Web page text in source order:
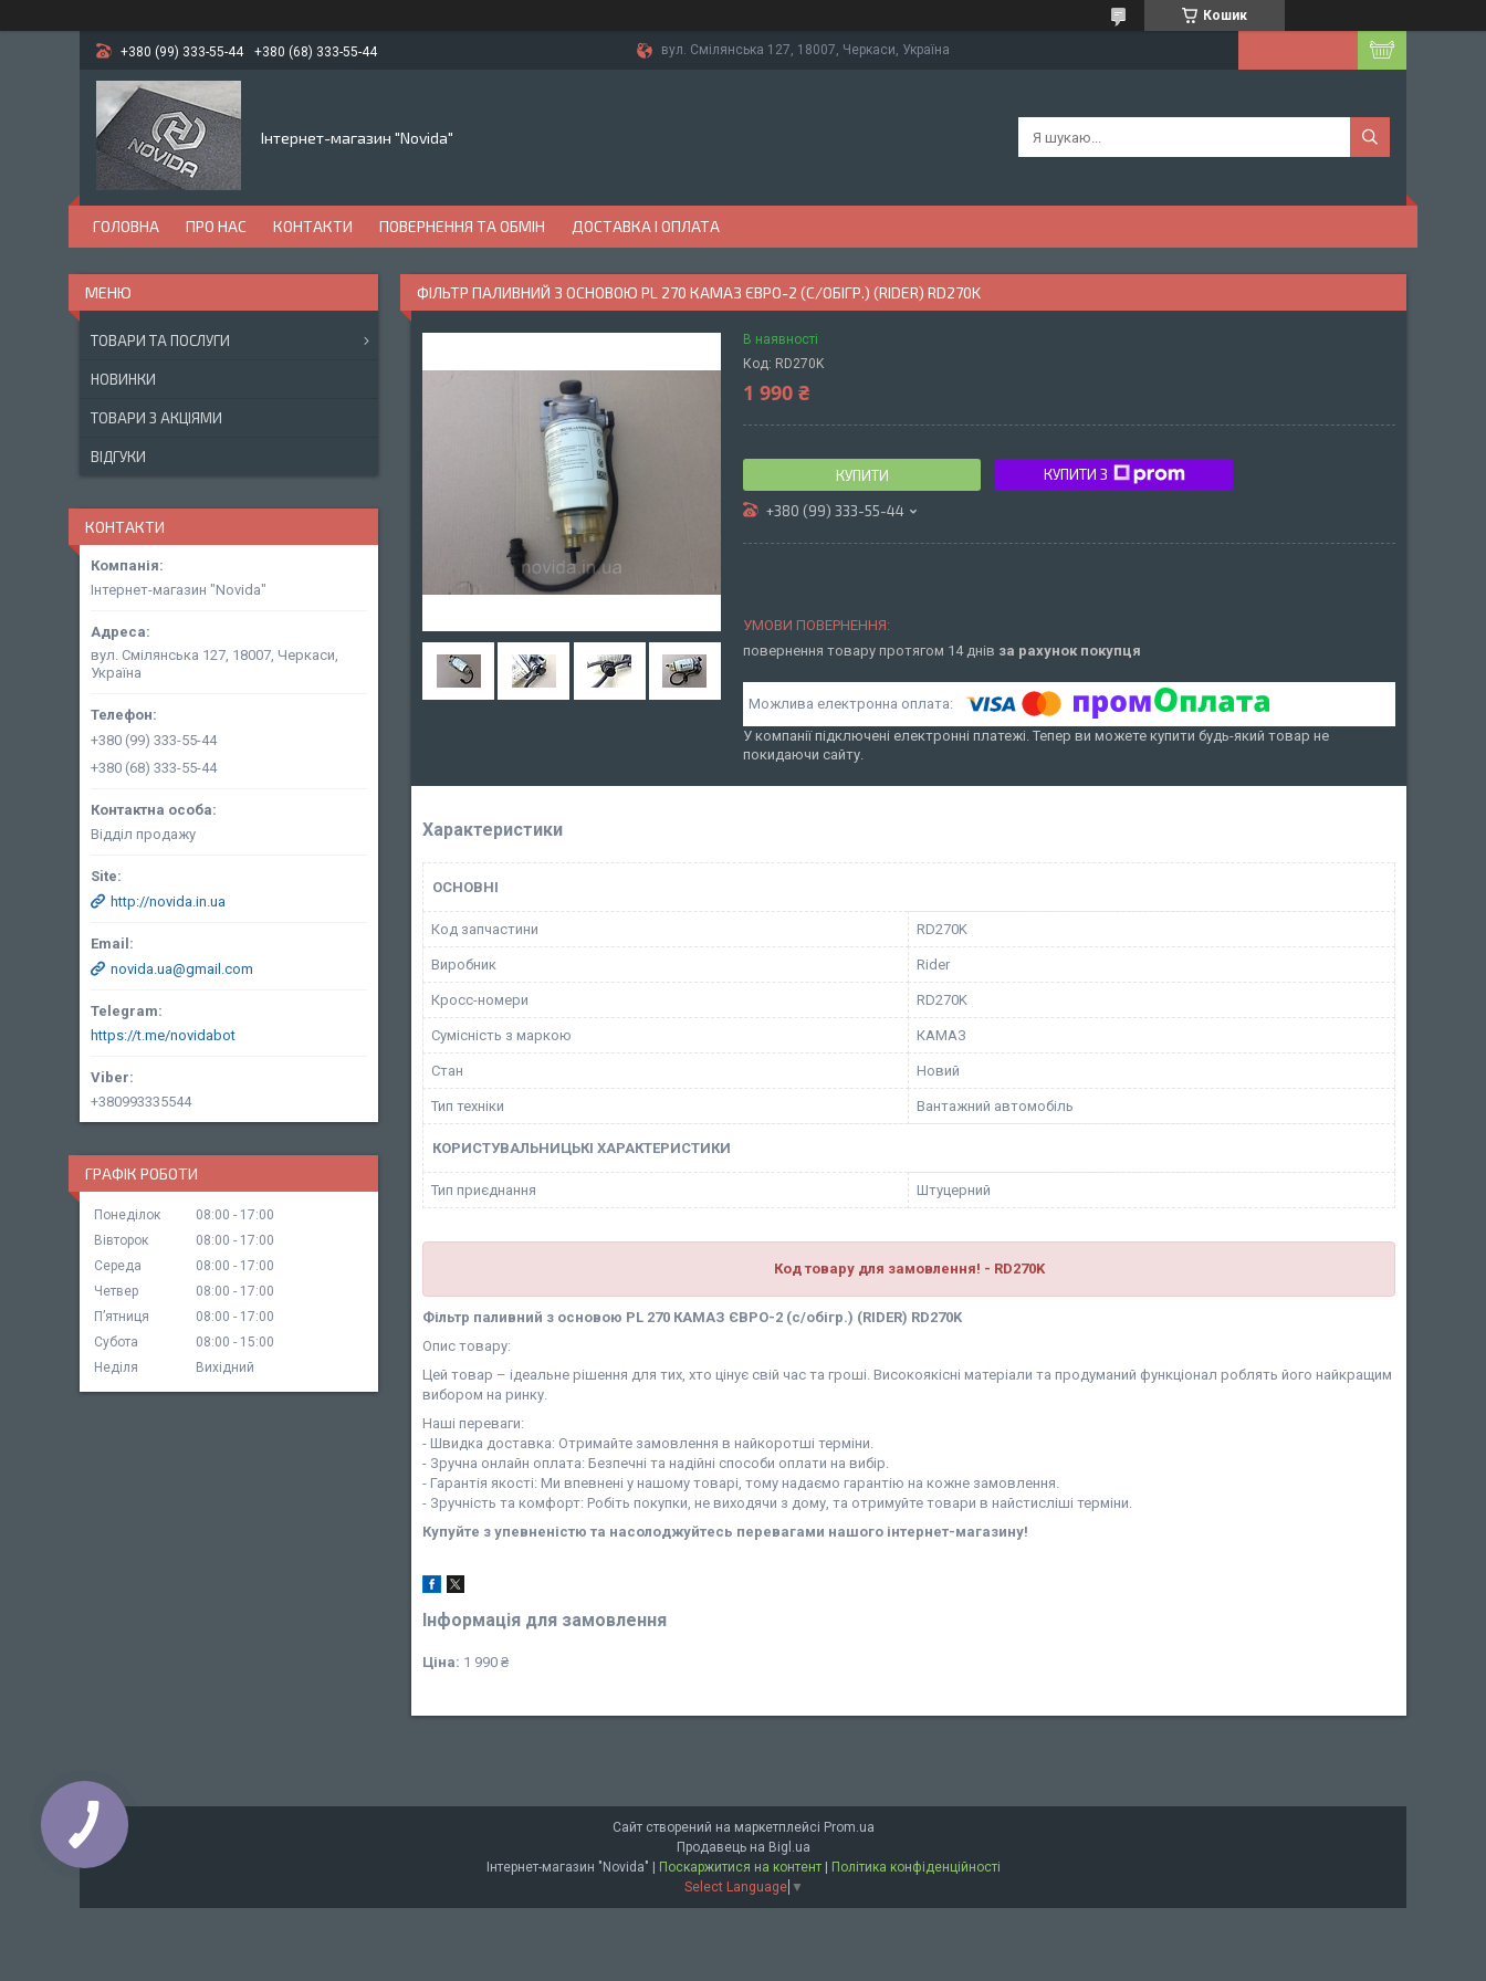
Кошик
+380 (99) 333-55-44 +380 (68) 333-55-44 вул. Смілянська 127, 18007, Черкаси, Україна
Інтернет-магазин "Novida"
ГОЛОВНА ПРО НАС КОНТАКТИ ПОВЕРНЕННЯ ТА ОБМІН ДОСТАВКА І ОПЛАТА
ФІЛЬТР ПАЛИВНИЙ З ОСНОВОЮ PL 270 КАМАЗ ЄВРО-2 (C/ОБІГР.) (RIDER) RD270K
В наявності
Код: RD270K
1 990 ₴
КУПИТИ КУПИТИ З
+380 (99) 333-55-44
повернення товару протягом 14 днів за рахунок покупця
У компанії підключені електронні платежі. Тепер ви можете купити будь-який товар не
покидаючи сайту.
Характеристики
ОСНОВНІ
Код запчастини RD270K
Виробник Rider
Кросс-номери RD270K
Сумісність з маркою КАМАЗ
Стан Новий
Тип техніки Вантажний автомобіль
КОРИСТУВАЛЬНИЦЬКІ ХАРАКТЕРИСТИКИ
Тип приєднання Штуцерний
Код товару для замовлення! - RD270K
Фільтр паливний з основою PL 270 КАМАЗ ЄВРО-2 (c/обігр.) (RIDER) RD270K
Опис товару:
Цей товар – ідеальне рішення для тих, хто цінує свій час та гроші. Високоякісні матеріали та продуманий функціонал роблять його найкращим
вибором на ринку.
Наші переваги:
- Швидка доставка: Отримайте замовлення в найкоротші терміни.
- Зручна онлайн оплата: Безпечні та надійні способи оплати на вибір.
- Гарантія якості: Ми впевнені у нашому товарі, тому надаємо гарантію на кожне замовлення.
- Зручність та комфорт: Робіть покупки, не виходячи з дому, та отримуйте товари в найстисліші терміни.
Купуйте з упевненістю та насолоджуйтесь перевагами нашого інтернет-магазину!
Інформація для замовлення
Ціна: 1 990 ₴
ТОВАРИ ТА ПОСЛУГИ
НОВИНКИ
ТОВАРИ З АКЦІЯМИ
ВІДГУКИ
КОНТАКТИ
Інтернет-магазин "Novida"
вул. Смілянська 127, 18007, Черкаси,
Україна
+380 (99) 333-55-44
+380 (68) 333-55-44
Відділ продажу
http://novida.in.ua
novida.ua@gmail.com
https://t.me/novidabot
+380993335544
ГРАФІК РОБОТИ
Понеділок 08:00
17:00
Вівторок
08:00
17:00
Середа
08:00
17:00
Четвер
08:00
17:00
Пʼятниця
08:00
17:00
Субота
08:00
15:00
Неділя
Вихідний
Сайт створений на маркетплейсі Prom.ua
Продавець на Bigl.ua
Інтернет-магазин "Novida" | Поскаржитися на контент | Політика конфіденційності
Select Language ▼